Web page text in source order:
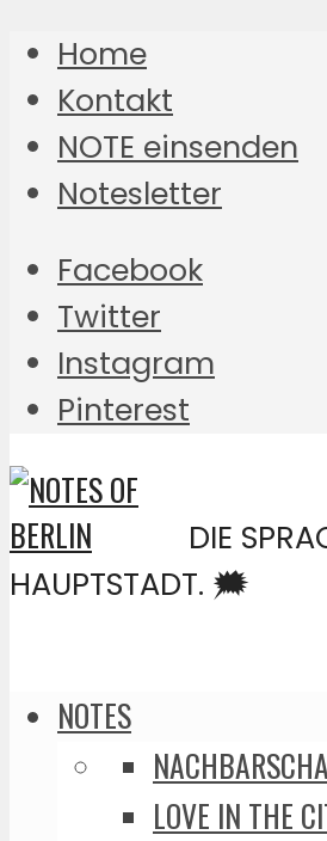
Home
Kontakt
NOTE einsenden
Notesletter
Facebook
Twitter
Instagram
Pinterest
DIE
HAUPTSTADT. 🗯️
NOTES
LOVE IN THE